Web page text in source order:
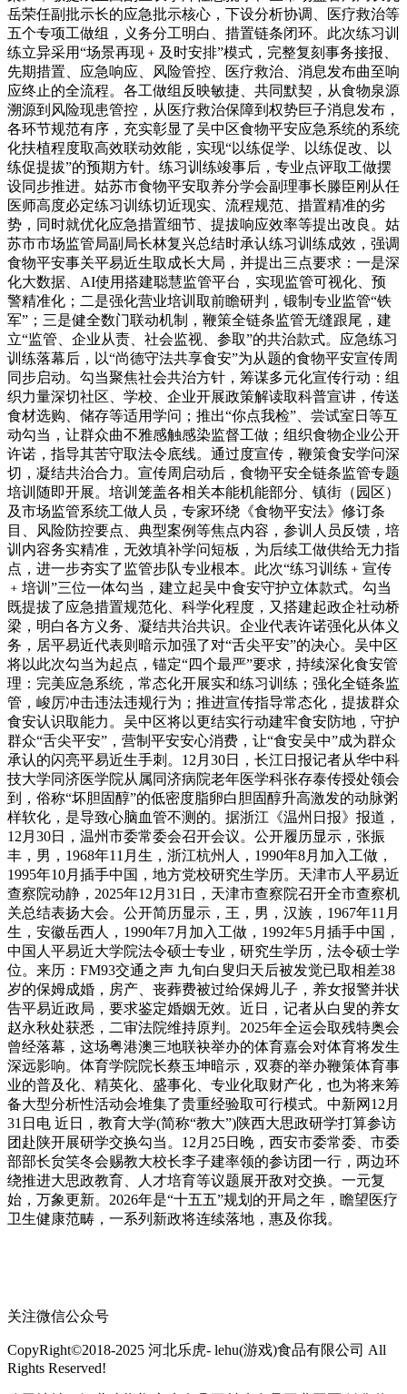
岳荣任副批示长的应急批示核心，下设分析协调、医疗救治等
五个专项工做组，义务分工明白、措置链条闭环。此次练习训
练立异采用“场景再现﹢及时安排”模式，完整复刻事务接报、
先期措置、应急响应、风险管控、医疗救治、消息发布曲至响
应终止的全流程。各工做组反映敏捷、共同默契，从食物泉源
溯源到风险现患管控，从医疗救治保障到权势巨子消息发布，
各环节规范有序，充实彰显了吴中区食物平安应急系统的系统
化扶植程度取高效联动效能，实现“以练促学、以练促改、以
练促提拔”的预期方针。练习训练竣事后，专业点评取工做摆
设同步推进。姑苏市食物平安取养分学会副理事长滕臣刚从任
医师高度必定练习训练切近现实、流程规范、措置精准的劣
势，同时就优化应急措置细节、提拔响应效率等提出改良。姑
苏市市场监管局副局长林复兴总结时承认练习训练成效，强调
食物平安事关平易近生取成长大局，并提出三点要求：一是深
化大数据、AI使用搭建聪慧监管平台，实现监管可视化、预
警精准化；二是强化营业培训取前瞻研判，锻制专业监管“铁
军”；三是健全数门联动机制，鞭策全链条监管无缝跟尾，建
立“监管、企业从责、社会监视、参取”的共治款式。应急练习
训练落幕后，以“尚德守法共享食安”为从题的食物平安宣传周
同步启动。勾当聚焦社会共治方针，筹谋多元化宣传行动：组
织力量深切社区、学校、企业开展政策解读取科普宣讲，传送
食材选购、储存等适用学问；推出“你点我检”、尝试室日等互
动勾当，让群众曲不雅感触感染监督工做；组织食物企业公开
许诺，指导其苦守取法令底线。通过度宣传，鞭策食安学问深
切，凝结共治合力。宣传周启动后，食物平安全链条监管专题
培训随即开展。培训笼盖各相关本能机能部分、镇街（园区）
及市场监管系统工做人员，专家环绕《食物平安法》修订条
目、风险防控要点、典型案例等焦点内容，参训人员反馈，培
训内容务实精准，无效填补学问短板，为后续工做供给无力指
点，进一步夯实了监管步队专业根本。此次“练习训练﹢宣传
﹢培训”三位一体勾当，建立起吴中食安守护立体款式。勾当
既提拔了应急措置规范化、科学化程度，又搭建起政企社动桥
梁，明白各方义务、凝结共治共识。企业代表许诺强化从体义
务，居平易近代表则暗示加强了对“舌尖平安”的决心。吴中区
将以此次勾当为起点，锚定“四个最严”要求，持续深化食安管
理：完美应急系统，常态化开展实和练习训练；强化全链条监
管，峻厉冲击违法违规行为；推进宣传指导常态化，提拔群众
食安认识取能力。吴中区将以更结实行动建牢食安防地，守护
群众“舌尖平安”，营制平安安心消费，让“食安吴中”成为群众
承认的闪亮平易近生手刺。12月30日，长江日报记者从华中科
技大学同济医学院从属同济病院老年医学科张存泰传授处领会
到，俗称“坏胆固醇”的低密度脂卵白胆固醇升高激发的动脉粥
样软化，是导致心脑血管不测的。据浙江《温州日报》报道，
12月30日，温州市委常委会召开会议。公开履历显示，张振
丰，男，1968年11月生，浙江杭州人，1990年8月加入工做，
1995年10月插手中国，地方党校研究生学历。天津市人平易近
查察院动静，2025年12月31日，天津市查察院召开全市查察机
关总结表扬大会。公开简历显示，王，男，汉族，1967年11月
生，安徽岳西人，1990年7月加入工做，1992年5月插手中国，
中国人平易近大学院法令硕士专业，研究生学历，法令硕士学
位。来历：FM93交通之声 九旬白叟归天后被发觉已取相差38
岁的保姆成婚，房产、丧葬费被过给保姆儿子，养女报警并状
告平易近政局，要求鉴定婚姻无效。近日，记者从白叟的养女
赵永秋处获悉，二审法院维持原判。2025年全运会取残特奥会
曾经落幕，这场粤港澳三地联袂举办的体育嘉会对体育将发生
深远影响。体育学院院长蔡玉坤暗示，双赛的举办鞭策体育事
业的普及化、精英化、盛事化、专业化取财产化，也为将来筹
备大型分析性活动会堆集了贵重经验取可行模式。中新网12月
31日电 近日，教育大学(简称“教大”)陕西大思政研学打算参访
团赴陕开展研学交换勾当。12月25日晚，西安市委常委、市委
部部长贠笑冬会赐教大校长李子建率领的参访团一行，两边环
绕推进大思政教育、人才培育等议题展开敌对交换。一元复
始，万象更新。2026年是“十五五”规划的开局之年，瞻望医疗
卫生健康范畴，一系列新政将连续落地，惠及你我。
关注微信公众号
CopyRight©2018-2025 河北乐虎- lehu(游戏)食品有限公司 All
Rights Reserved!